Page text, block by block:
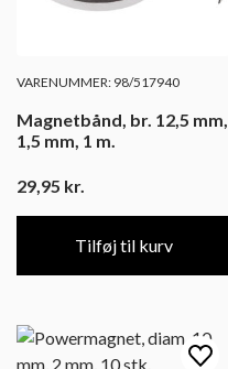
VARENUMMER: 98/517940
Magnetbånd, br. 12,5 mm,
1,5 mm, 1 m.
29,95 kr.
Tilføj til kurv